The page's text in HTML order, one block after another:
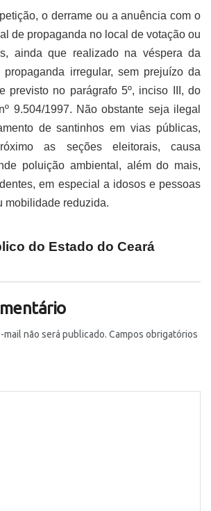
o derrame ou a anuência com o
de propaganda no local de votação ou
ainda que realizado na véspera da
propaganda irregular, sem prejuízo da
previsto no parágrafo 5º, inciso III, do
9.504/1997. Não obstante seja ilegal
de santinhos em vias públicas,
as seções eleitorais, causa
poluição ambiental, além do mais,
em especial a idosos e pessoas
mobilidade reduzida.
do Estado do Ceará
não será publicado. Campos obrigatórios